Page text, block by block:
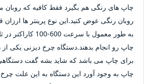
چاپ های رنگی هم بگیرد فقط کافیه که روبان
روبان رنگی عوض کنید.این نوع پرینتر ها
به طور معمول با سرعت
چاپ رو انجام بدهند.دستگاه چرخ دیزنی یکی
برای چاپ می باشد که شاید بشه گفت
چاپ به وجود آورد این دستگاه به این علت چرخ